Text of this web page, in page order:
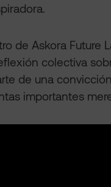
de Askora Future
colectiva
de una
importantes